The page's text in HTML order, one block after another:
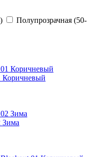
Полупрозрачная (50-
Коричневый
Зима